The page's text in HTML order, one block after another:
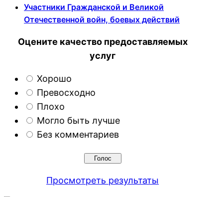
Участники Гражданской и Великой
Отечественной войн, боевых действий
Оцените качество предоставляемых
услуг
Хорошо
Превосходно
Плохо
Могло быть лучше
Без комментариев
Просмотреть результаты